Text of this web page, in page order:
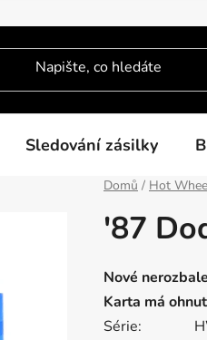
Sledování zásilky
Domů / Hot
'87
Nové
Karta má
Série: